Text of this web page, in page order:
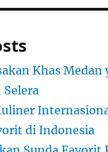
Khas Medan
di Indonesia